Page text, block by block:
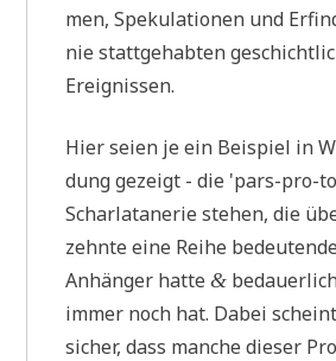
men, Spe­ku­la­tio­nen und
nie statt­ge­hab­ten
Ereignissen.
Hier sei­en je ein Bei­spiel in
dung gezeigt - die 'pars-pro-
Schar­la­ta­ne­rie ste­hen, die
zehn­te eine Rei­he
Anhän­ger hat­te&
immer noch hat. Dabei
sicher, dass man­che die­ser